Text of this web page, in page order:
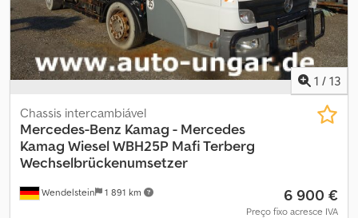
condução de categoria B. Vários modelos com e sem engate para
semirreboques.
1 / 13
Wendelstein 1 891 km
Chassis intercambiável
Mercedes-Benz Kamag - Mercedes
Kamag Wiesel WBH25P Mafi Terberg
Wechselbrückenumsetzer
6 900 €
Preço fixo acresce IVA